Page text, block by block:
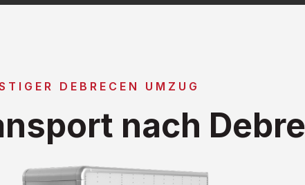
DEBRECEN UMZUG
nach